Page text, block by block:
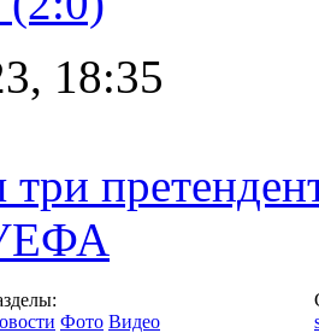
18:35
три
Фото Видео